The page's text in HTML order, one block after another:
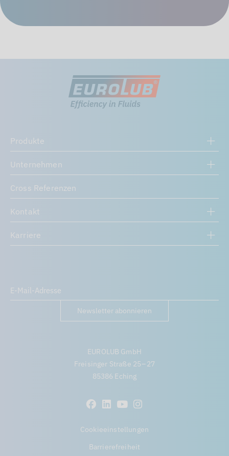
Produkte
Unternehmen
Cross Referenzen
Kontakt
Karriere
Newsletter abonnieren
EUROLUB GmbH
Freisinger Straße 25 – 27
85386 Eching
Cookieeinstellungen
Barrierefreiheit